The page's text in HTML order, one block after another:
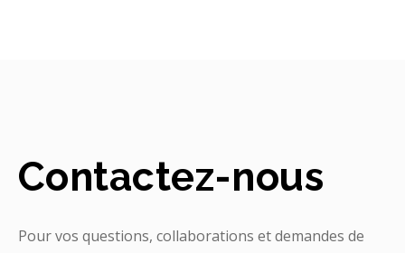
Contactez-nous
Pour vos questions, collaborations et demandes de